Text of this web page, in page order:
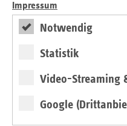
Impressum
Notwendig
Statistik
Video-Streaming
Google
Beteiligten bedarf es der
Pflege sowie der
Ehrenamtlichen.
Bei den ambulanten und
handelt es sich um
einen Versorgungsvertrag
Pflegekassen im